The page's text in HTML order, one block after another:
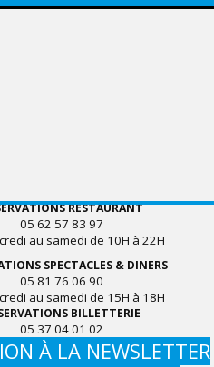
RESTAURANT
05 62 57 83 97
au samedi de 10H à 22H
SPECTACLES & DINERS
05 81 76 06 90
au samedi de 15H à 18H
BILLETTERIE
05 37 04 01 02
À LA NEWSLETTER